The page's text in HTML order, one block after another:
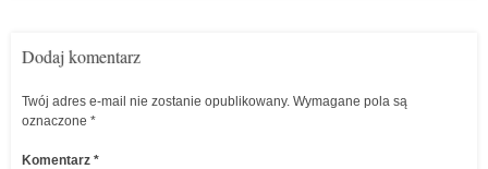
Dodaj komentarz
Twój adres e-mail nie zostanie opublikowany. Wymagane pola są
oznaczone *
Komentarz *